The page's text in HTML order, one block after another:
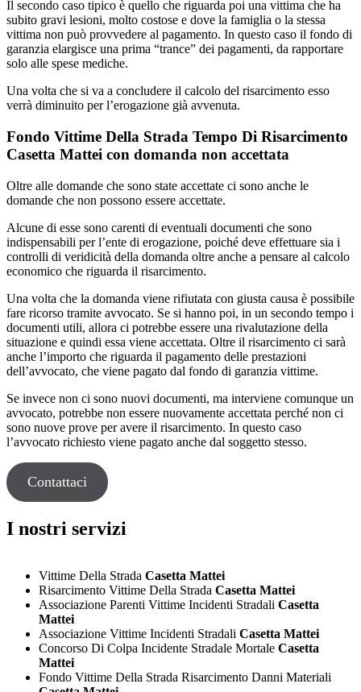
Il secondo caso tipico è quello che riguarda poi una vittima che ha
subito gravi lesioni, molto costose e dove la famiglia o la stessa
vittima non può provvedere al pagamento. In questo caso il fondo di
garanzia elargisce una prima “trance” dei pagamenti, da rapportare
solo alle spese mediche.
Una volta che si va a concludere il calcolo del risarcimento esso
verrà diminuito per l’erogazione già avvenuta.
Fondo Vittime Della Strada Tempo Di Risarcimento
Casetta Mattei con domanda non accettata
Oltre alle domande che sono state accettate ci sono anche le
domande che non possono essere accettate.
Alcune di esse sono carenti di eventuali documenti che sono
indispensabili per l’ente di erogazione, poiché deve effettuare sia i
controlli di veridicità della domanda oltre anche a pensare al calcolo
economico che riguarda il risarcimento.
Una volta che la domanda viene rifiutata con giusta causa è possibile
fare ricorso tramite avvocato. Se si hanno poi, in un secondo tempo i
documenti utili, allora ci potrebbe essere una rivalutazione della
situazione e quindi essa viene accettata. Oltre il risarcimento ci sarà
anche l’importo che riguarda il pagamento delle prestazioni
dell’avvocato, che viene pagato dal fondo di garanzia vittime.
Se invece non ci sono nuovi documenti, ma interviene comunque un
avvocato, potrebbe non essere nuovamente accettata perché non ci
sono nuove prove per avere il risarcimento. In questo caso
l’avvocato richiesto viene pagato anche dal soggetto stesso.
Contattaci
I nostri servizi
Vittime Della Strada Casetta Mattei
Risarcimento Vittime Della Strada Casetta Mattei
Associazione Parenti Vittime Incidenti Stradali Casetta
Mattei
Associazione Vittime Incidenti Stradali Casetta Mattei
Concorso Di Colpa Incidente Stradale Mortale Casetta
Mattei
Fondo Vittime Della Strada Risarcimento Danni Materiali